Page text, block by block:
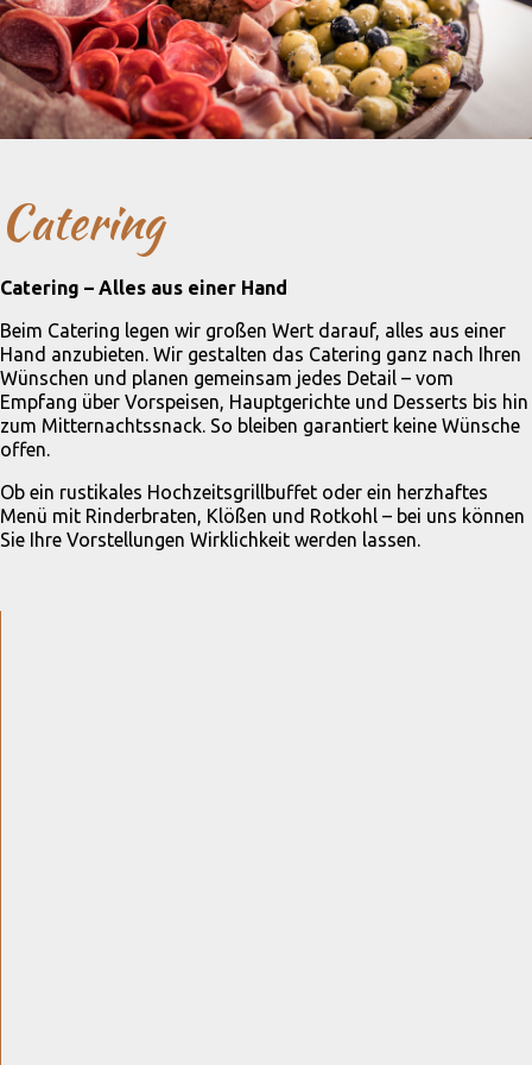
Catering
Catering – Alles aus einer Hand
Beim Catering legen wir großen Wert darauf, alles aus einer
Hand anzubieten. Wir gestalten das Catering ganz nach Ihren
Wünschen und planen gemeinsam jedes Detail – vom
Empfang über Vorspeisen, Hauptgerichte und Desserts bis hin
zum Mitternachtssnack. So bleiben garantiert keine Wünsche
offen.
Ob ein rustikales Hochzeitsgrillbuffet oder ein herzhaftes
Menü mit Rinderbraten, Klößen und Rotkohl – bei uns können
Sie Ihre Vorstellungen Wirklichkeit werden lassen.